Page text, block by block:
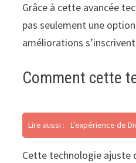
Grâce à cette avancée
pas seulement une
améliorations
Comment cette
Lire aussi : L'expérience de
Cette technologie ajuste